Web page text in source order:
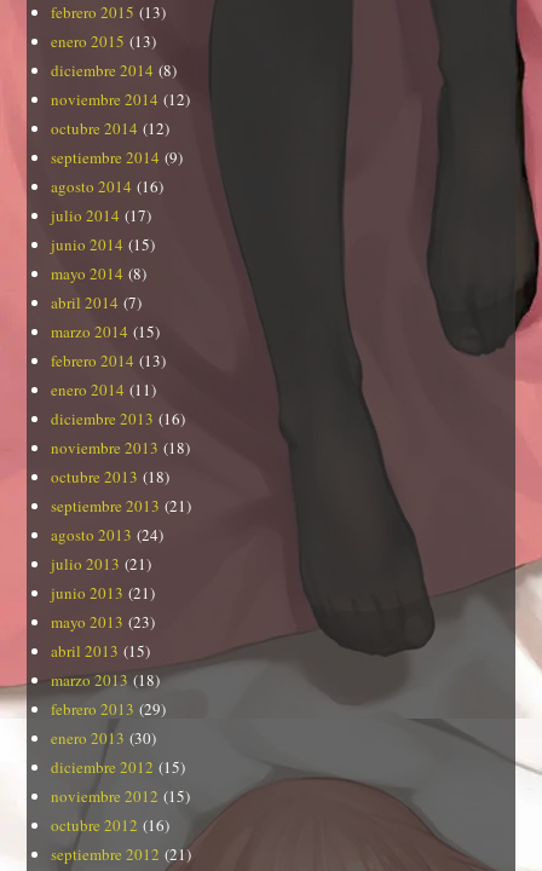
febrero 2015 (13)
enero 2015 (13)
diciembre 2014 (8)
noviembre 2014 (12)
octubre 2014 (12)
septiembre 2014 (9)
agosto 2014 (16)
julio 2014 (17)
junio 2014 (15)
mayo 2014 (8)
abril 2014 (7)
marzo 2014 (15)
febrero 2014 (13)
enero 2014 (11)
diciembre 2013 (16)
noviembre 2013 (18)
octubre 2013 (18)
septiembre 2013 (21)
agosto 2013 (24)
julio 2013 (21)
junio 2013 (21)
mayo 2013 (23)
abril 2013 (15)
marzo 2013 (18)
febrero 2013 (29)
enero 2013 (30)
diciembre 2012 (15)
noviembre 2012 (15)
octubre 2012 (16)
septiembre 2012 (21)